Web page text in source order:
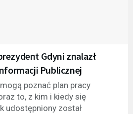
Gdyni znalazł
Publicznej
poznać plan pracy
to, z kim i kiedy się
udostępniony został